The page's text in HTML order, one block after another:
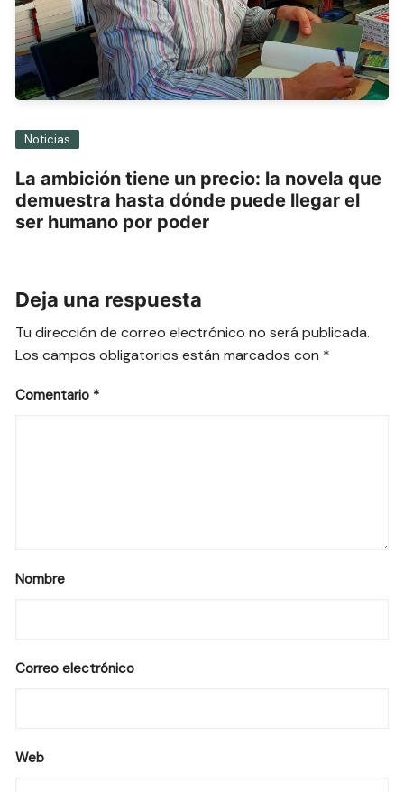
Noticias
La ambición tiene un precio: la novela que
demuestra hasta dónde puede llegar el
ser humano por poder
Deja una respuesta
Tu dirección de correo electrónico no será publicada.
Los campos obligatorios están marcados con *
Comentario *
Nombre
Correo electrónico
Web